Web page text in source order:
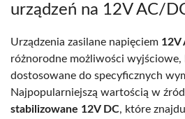
urządzeń na 12V AC/
Urządzenia zasilane napięciem 12V
różnorodne możliwości wyjściowe,
dostosowane do specyficznych
Najpopularniejszą wartością w
stabilizowane 12V DC, które